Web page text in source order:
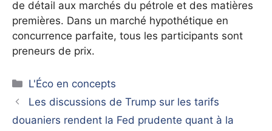
de détail aux marchés du pétrole et des matières
premières. Dans un marché hypothétique en
concurrence parfaite, tous les participants sont
preneurs de prix.
Catégories
L'Éco en concepts
Les discussions de Trump sur les tarifs
douaniers rendent la Fed prudente quant à la